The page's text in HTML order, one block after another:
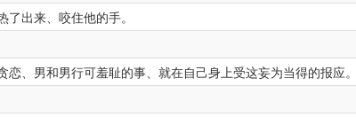
出来、咬住他的手。
恋、男和男行可羞耻的事、就在自己身上受这妄为当得的报应